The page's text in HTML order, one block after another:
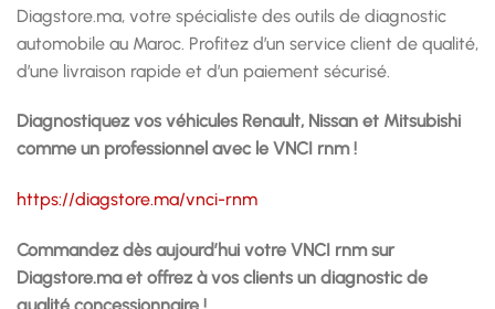
Diagstore.ma, votre spécialiste des outils de diagnostic
automobile au Maroc. Profitez d’un service client de qualité,
d’une livraison rapide et d’un paiement sécurisé.
Diagnostiquez vos véhicules Renault, Nissan et Mitsubishi
comme un professionnel avec le VNCI rnm !
https://diagstore.ma/vnci-rnm
Commandez dès aujourd’hui votre VNCI rnm sur
Diagstore.ma et offrez à vos clients un diagnostic de